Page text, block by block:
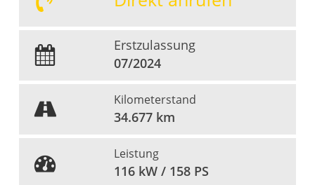
Erstzulassung
07/2024
Kilometerstand
34.677 km
Leistung
116 kW / 158 PS